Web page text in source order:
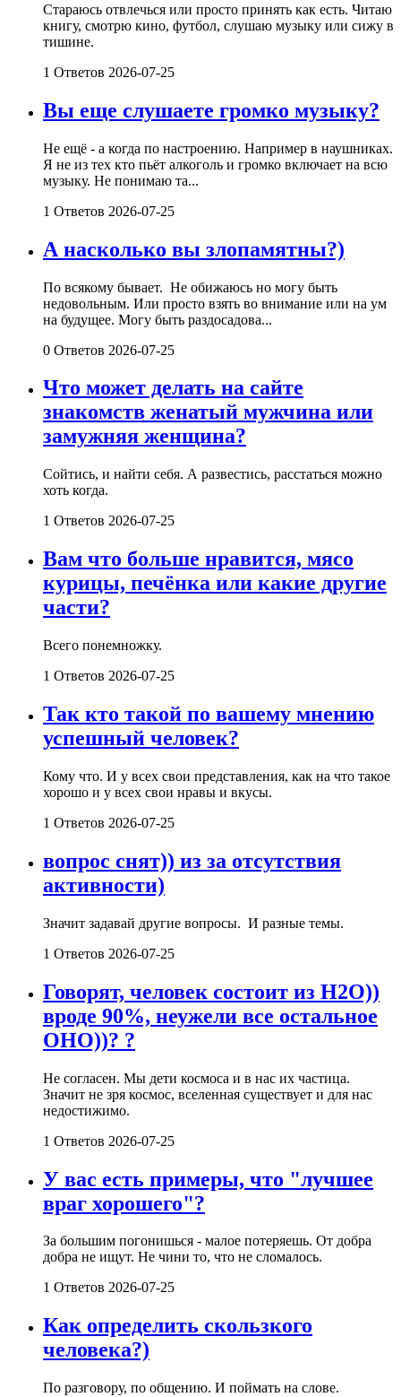
Стараюсь отвлечься или просто принять как есть. Читаю
книгу, смотрю кино, футбол, слушаю музыку или сижу в
тишине.
1 Ответов 2026-07-25
Вы еще слушаете громко музыку?
Не ещё - а когда по настроению. Например в наушниках.
Я не из тех кто пьёт алкоголь и громко включает на всю
музыку. Не понимаю та...
1 Ответов 2026-07-25
А насколько вы злопамятны?)
По всякому бывает. Не обижаюсь но могу быть
недовольным. Или просто взять во внимание или на ум
на будущее. Могу быть раздосадова...
0 Ответов 2026-07-25
Что может делать на сайте
знакомств женатый мужчина или
замужняя женщина?
Сойтись, и найти себя. А развестись, расстаться можно
хоть когда.
1 Ответов 2026-07-25
Вам что больше нравится, мясо
курицы, печёнка или какие другие
части?
Всего понемножку.
1 Ответов 2026-07-25
Так кто такой по вашему мнению
успешный человек?
Кому что. И у всех свои представления, как на что такое
хорошо и у всех свои нравы и вкусы.
1 Ответов 2026-07-25
вопрос снят)) из за отсутствия
активности)
Значит задавай другие вопросы. И разные темы.
1 Ответов 2026-07-25
Говорят, человек состоит из Н2О))
вроде 90%, неужели все остальное
ОНО))? ?
Не согласен. Мы дети космоса и в нас их частица.
Значит не зря космос, вселенная существует и для нас
недостижимо.
1 Ответов 2026-07-25
У вас есть примеры, что "лучшее
враг хорошего"?
За большим погонишься - малое потеряешь. От добра
добра не ищут. Не чини то, что не сломалось.
1 Ответов 2026-07-25
Как определить скользкого
человека?)
По разговору, по общению. И поймать на слове.